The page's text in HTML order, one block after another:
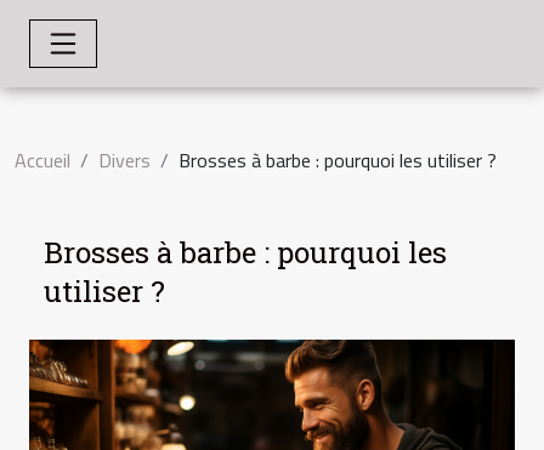
Accueil Divers Brosses à barbe : pourquoi les utiliser ?
Brosses à barbe : pourquoi les
utiliser ?